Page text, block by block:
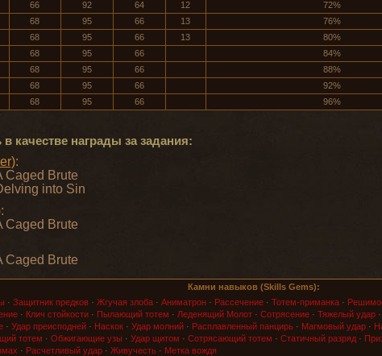
66 92 64 12 72%
68 95 66 13 76%
68 95 66 13 80%
68 95 66 84%
68 95 66 88%
68 95 66 92%
68 95 66 96%
качестве награды за задания:
:
Caged Brute
into Sin
:
Caged Brute
Caged Brute
Камни навыков (Skills Gems):
· Защитник предков· Жгучая злоба· Аниматрон· Рассечение· Тотем-приманка·
· Клич стойкости· Пылающий тотем · Леденящий Молот· Сотрясение· Тяжелый удар·
· Удар преисподней· Наскок· Удар молний· Расплавленный панцирь· Магмовый удар·
тотем · Обжигающие узы · Удар щитом · Сотрясающий тотем · Статичный разряд·
· Расчетливый удар· Живучесть· Метка вождя